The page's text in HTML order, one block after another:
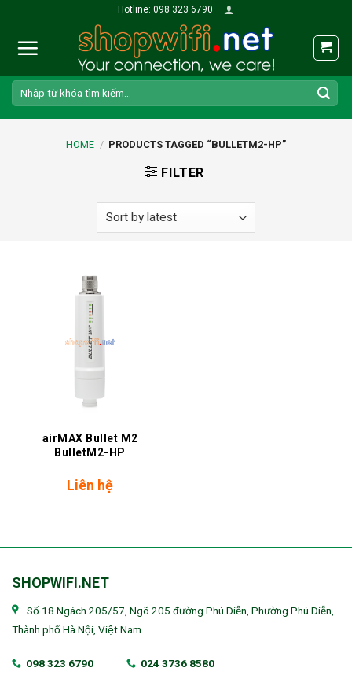
content
Hotline: 098 323 6790
Search
for:
HOME / PRODUCTS TAGGED “BULLETM2-HP”
FILTER
airMAX Bullet M2
BulletM2-HP
Liên hệ
SHOPWIFI.NET
Số 18 Ngách 205/57, Ngõ 205 đường Phú Diễn, Phường Phú Diễn,
Thành phố Hà Nội, Việt Nam
098 323 6790 024 3736 8580